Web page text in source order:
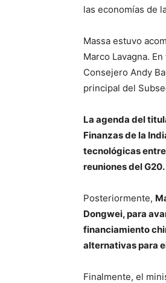
las economías de
Massa estuvo
Marco Lavagna.
Consejero Andy
principal del
La agenda del
Finanzas de la
tecnológicas
reuniones del G20.
Posteriormente,
Dongwei, para
financiamiento
alternativas para
Finalmente, el